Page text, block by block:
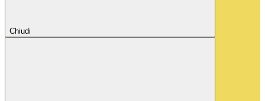
Chiudi